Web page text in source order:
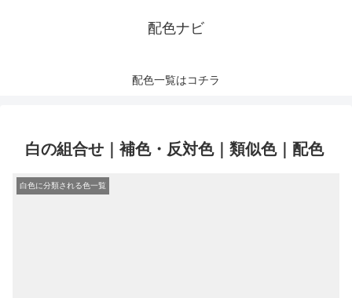
配色ナビ
配色一覧はコチラ
白の組合せ｜補色・反対色｜類似色｜配色
白色に分類される色一覧